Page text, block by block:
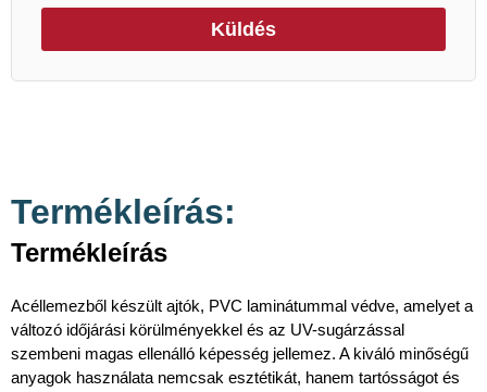
Küldés
Termékleírás:
Termékleírás
Acéllemezből készült ajtók, PVC laminátummal védve, amelyet a
változó időjárási körülményekkel és az UV-sugárzással
szembeni magas ellenálló képesség jellemez. A kiváló minőségű
anyagok használata nemcsak esztétikát, hanem tartósságot és